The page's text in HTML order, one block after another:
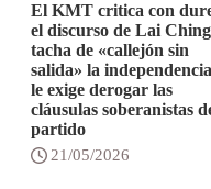
El KMT critica con
el discurso de Lai
tacha de «callejón sin
salida» la
le exige derogar las
cláusulas soberanistas
partido
21/05/2026